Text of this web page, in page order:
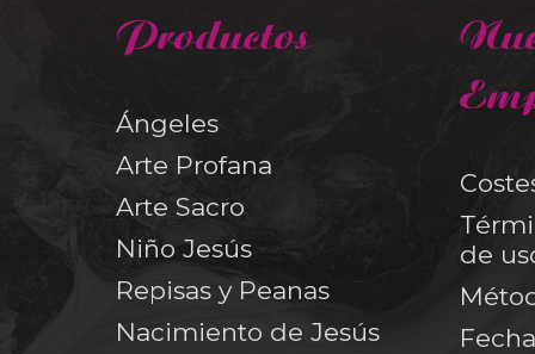
Productos
Ángeles
Arte Profana
Arte Sacro
Niño Jesús
Repisas y Peanas
Nacimiento de Jesús
de